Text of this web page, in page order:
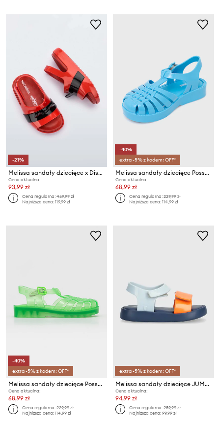
-21%
Melissa sandały dziecięce x Disney
Cena aktualna:
93,99 zł
Cena regularna:469,99 zł
Najniższa cena:119,99 zł
-40%
extra -5% z kodem: OFF*
Melissa sandały dziecięce Possession
Cena aktualna:
68,99 zł
Cena regularna:229,99 zł
Najniższa cena:114,99 zł
-40%
extra -5% z kodem: OFF*
Melissa sandały dziecięce Possession
Cena aktualna:
68,99 zł
Cena regularna:229,99 zł
Najniższa cena:114,99 zł
extra -5% z kodem: OFF*
Melissa sandały dziecięce JUMP BB
Cena aktualna:
94,99 zł
Cena regularna:259,99 zł
Najniższa cena:99,99 zł